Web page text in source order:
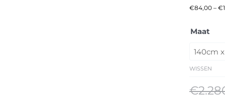
€84,00 – €
Maat
WISSEN
€
Caresse
3850
aantal